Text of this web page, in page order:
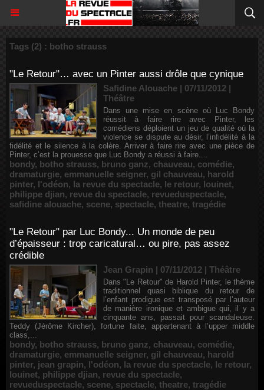
Tags (2) : botho strauss
"Le Retour"… avec un Pinter aussi drôle que cynique
Safidine Alouache | 07/11/2012 |
Théâtre
Dans une mise en scène où Luc Bondy
réussit à faire rire avec Pinter, les
comédiens déploient un jeu de qualité où la
violence se dispute au désir, l’infidélité à la
fidélité et le silence à la colère. Arriver à faire rire avec une pièce de
Pinter, c’est la prouesse que Luc Bondy a réussi à faire....
bondy, botho strauss, bruno ganz, chauveau, comédie,
dramaturgie, emmanuelle seigner, gil chauveau, harold
pinter, l'odéon, la revue du spectacle, le retour, louinet,
philippe djian, revue du spectacle, revueduspectacle,
safidine alouache, scene, spectacle, theatre, tragédie
"Le Retour" par Luc Bondy... Un monde de peu
d’épaisseur : trop caricatural… ou pire, pas assez
crédible
Jean Grapin | 07/11/2012 | Théâtre
Dans "Le Retour" de Harold Pinter, le thème
traditionnel quasi biblique du retour de
l’enfant prodigue est transposé par l’auteur
de manière ironique et ambigue qui, il y a
cinquante ans, passait pour scandaleuse.
Teddy (Jérôme Kircher), fortune faite, appartenant à l’upper middle
class,...
bondy, botho strauss, bruno ganz, chauveau, comédie,
dramaturgie, emmanuelle seigner, gil chauveau, harold
pinter, jean grapin, l'odéon, la revue du spectacle, le retour,
louinet, philippe djian, revue du spectacle,
revueduspectacle, scene, spectacle, theatre, tragédie